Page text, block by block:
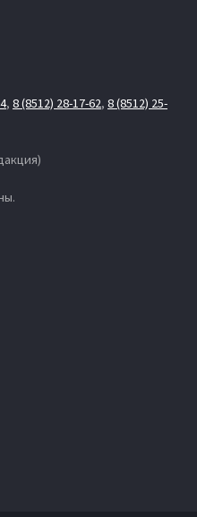
, 8 (8512) 28-17-62, 8 (8512) 25-